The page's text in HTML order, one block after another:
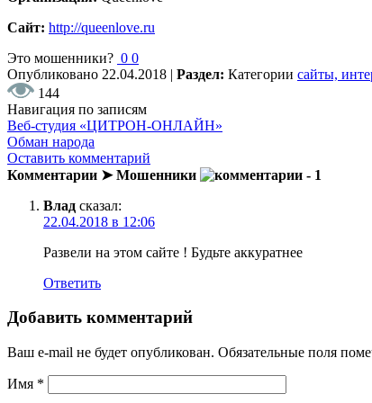
Сайт: http://queenlove.ru
Это мошенники? 0 0
Опубликовано 22.04.2018 | Раздел: Категории сайты,
144
Навигация по записям
Веб-студия «ЦИТРОН-ОНЛАЙН»
Обман народа
Оставить комментарий
Комментарии ➤ Мошенники
- 1
Влад сказал:
22.04.2018 в 12:06
Развели на этом сайте ! Будьте аккуратнее
Ответить
Добавить комментарий
Ваш e-mail не будет опубликован. Обязательные поля
Имя *